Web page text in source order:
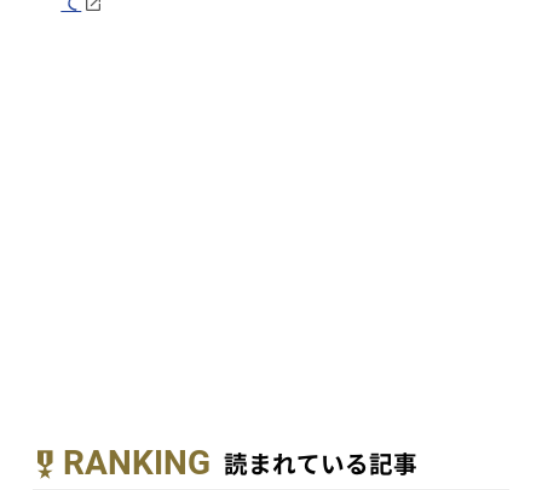
RANKING 読まれている記事